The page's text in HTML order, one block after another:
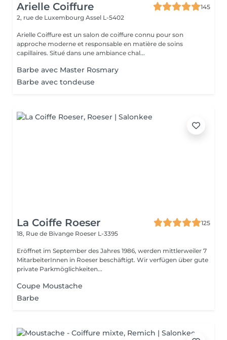
Arielle Coiffure
145
2, rue de Luxembourg Assel L-5402
Arielle Coiffure est un salon de coiffure connu pour son
approche moderne et responsable en matière de soins
capillaires. Situé dans une ambiance chal...
Barbe avec Master Rosmary
Barbe avec tondeuse
La Coiffe Roeser
125
18, Rue de Bivange Roeser L-3395
Eröffnet im September des Jahres 1986, werden mittlerweiler 7
MitarbeiterInnen in Roeser beschäftigt. Wir verfügen über gute
private Parkmöglichkeiten...
Coupe Moustache
Barbe